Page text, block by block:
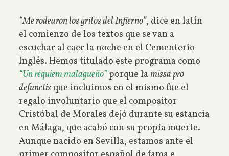
“Me rodearon los gritos del Infierno”, dice en latín
el comienzo de los textos que se van a
escuchar al caer la noche en el Cementerio
Inglés. Hemos titulado este programa como
“Un réquiem malagueño”porque la missa pro
defunctisque incluimos en el mismo fue el
regalo involuntario que el compositor
Cristóbal de Morales dejó durante su estancia
en Málaga, que acabó con su propia muerte.
Aunque nacido en Sevilla, estamos ante el